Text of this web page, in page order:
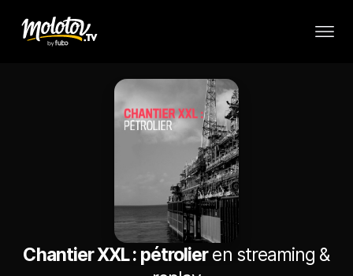
Chantier XXL : pétrolieren streaming &